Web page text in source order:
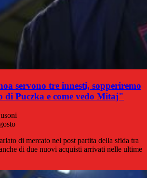
servono tre innesti, sopperiremo
di Puczka e come vedo Mitaj"
di mercato nel post partita della sfida tra
di due nuovi acquisti arrivati nelle ultime